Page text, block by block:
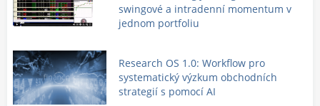
swingové a intradenní momentum v
jednom portfoliu
Research OS 1.0: Workflow pro
systematický výzkum obchodních
strategií s pomocí AI